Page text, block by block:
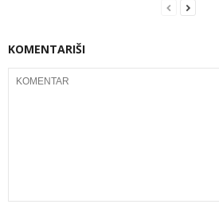
KOMENTARIŠI